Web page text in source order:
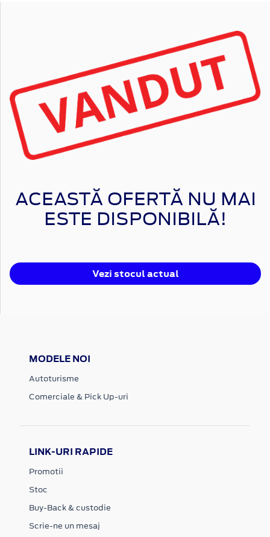
ACEASTĂ OFERTĂ NU MAI
ESTE DISPONIBILĂ!
Vezi stocul actual
MODELE NOI
Autoturisme
Comerciale & Pick Up-uri
LINK-URI RAPIDE
Promotii
Stoc
Buy-Back & custodie
Scrie-ne un mesaj